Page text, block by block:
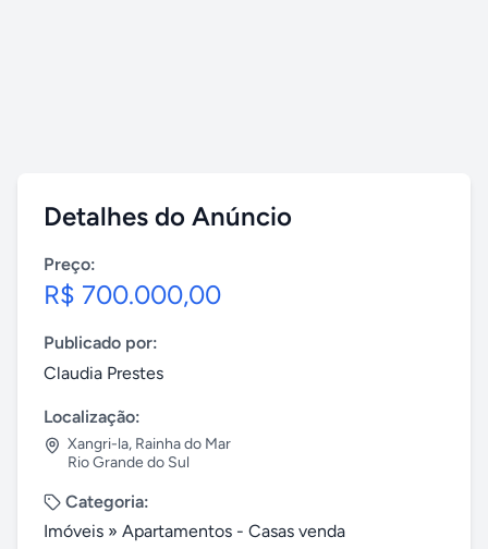
Detalhes do Anúncio
Preço:
R$ 700.000,00
Publicado por:
Claudia Prestes
Localização:
Xangri-la, Rainha do Mar
Rio Grande do Sul
Categoria:
Imóveis » Apartamentos - Casas venda